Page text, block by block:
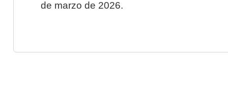
de marzo de 2026.